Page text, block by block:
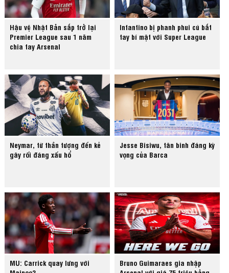
Hậu vệ Nhật Bản sắp trở lại
Premier League sau 1 năm
chia tay Arsenal
Infantino bị phanh phui cú bắt
tay bí mật với Super League
Neymar, từ thần tượng đến kẻ
gây rối đáng xấu hổ
Jesse Bisiwu, tân binh đáng kỳ
vọng của Barca
MU: Carrick quay lưng với
Bruno Guimaraes gia nhập